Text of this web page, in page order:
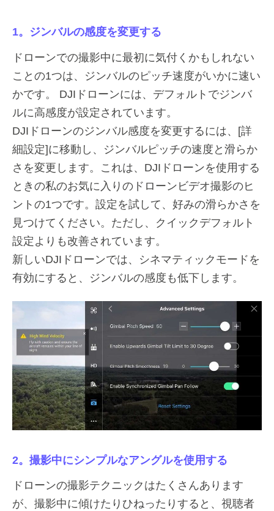
1。ジンバルの感度を変更する
ドローンでの撮影中に最初に気付くかもしれない
ことの1つは、ジンバルのピッチ速度がいかに速い
かです。 DJIドローンには、デフォルトでジンバ
ルに高感度が設定されています。
DJIドローンのジンバル感度を変更するには、[詳
細設定]に移動し、ジンバルピッチの速度と滑らか
さを変更します。これは、DJIドローンを使用する
ときの私のお気に入りのドローンビデオ撮影のヒ
ントの1つです。設定を試して、好みの滑らかさを
見つけてください。ただし、クイックデフォルト
設定よりも改善されています。
新しいDJIドローンでは、シネマティックモードを
有効にすると、ジンバルの感度も低下します。
2。撮影中にシンプルなアングルを使用する
ドローンの撮影テクニックはたくさんあります
が、撮影中に傾けたりひねったりすると、視聴者